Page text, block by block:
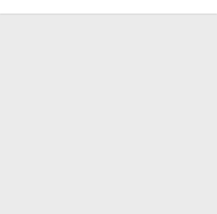
реакција
кренати